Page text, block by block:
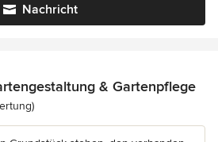
Nachricht
& Gartenpflege
5 von 5 Sternen